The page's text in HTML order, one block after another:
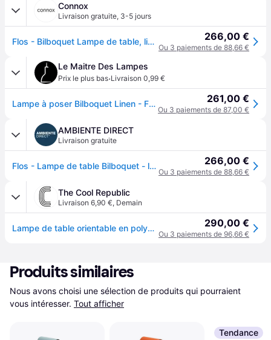
Connox
Livraison gratuite, 3-5 jours
Flos - Bilboquet Lampe de table, lin - Beige 266,00 €
Ou 3 paiements de 88,66 €
Le Maitre Des Lampes
Prix le plus bas·Livraison 0,99 €
Lampe à poser Bilboquet Linen - FLOS - Salon / séjour - Design - Plastique - À ampoule unique 261,00 €
Ou 3 paiements de 87,00 €
AMBIENTE DIRECT
Livraison gratuite
Flos - Lampe de table Bilboquet - leinen/LxBxH 10,4x6x20,3cm/inkl. 1x LED GU10 7,5W/ 2700K 266,00 €
Ou 3 paiements de 88,66 €
The Cool Republic
Livraison 6,90 €, Demain
Lampe de table orientable en polycarbonate lin 10,4x20,3cm Bilboquet - Flos 290,00 €
Ou 3 paiements de 96,66 €
Produits similaires
Nous avons choisi une sélection de produits qui pourraient
vous intéresser. Tout afficher
Tendance